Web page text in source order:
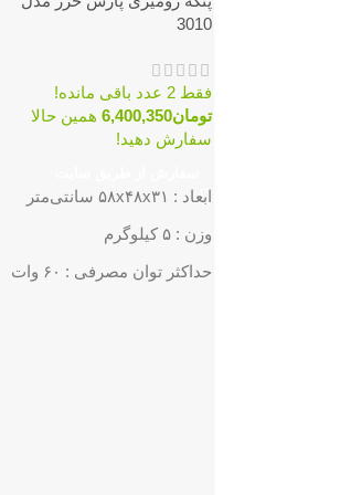
3010
فقط 2 عدد باقی مانده!
تومان6,400,350 همین حالا
سفارش دهید!
ابعاد : ۵۸x۴۸x۳۱ سانتی‌متر
وزن : ۵ کیلوگرم
حداکثر توان مصرفی : ۶۰ وات